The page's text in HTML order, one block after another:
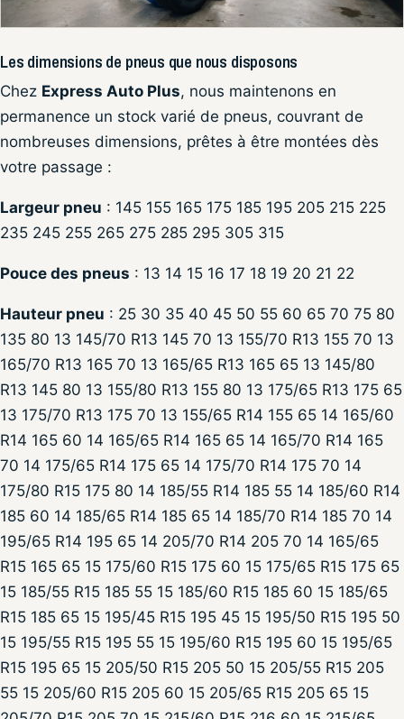
Les dimensions de pneus que nous disposons
Chez Express Auto Plus, nous maintenons en
permanence un stock varié de pneus, couvrant de
nombreuses dimensions, prêtes à être montées dès
votre passage :
Largeur pneu : 145 155 165 175 185 195 205 215 225
235 245 255 265 275 285 295 305 315
Pouce des pneus : 13 14 15 16 17 18 19 20 21 22
Hauteur pneu : 25 30 35 40 45 50 55 60 65 70 75 80
135 80 13 145/70 R13 145 70 13 155/70 R13 155 70 13
165/70 R13 165 70 13 165/65 R13 165 65 13 145/80
R13 145 80 13 155/80 R13 155 80 13 175/65 R13 175 65
13 175/70 R13 175 70 13 155/65 R14 155 65 14 165/60
R14 165 60 14 165/65 R14 165 65 14 165/70 R14 165
70 14 175/65 R14 175 65 14 175/70 R14 175 70 14
175/80 R15 175 80 14 185/55 R14 185 55 14 185/60 R14
185 60 14 185/65 R14 185 65 14 185/70 R14 185 70 14
195/65 R14 195 65 14 205/70 R14 205 70 14 165/65
R15 165 65 15 175/60 R15 175 60 15 175/65 R15 175 65
15 185/55 R15 185 55 15 185/60 R15 185 60 15 185/65
R15 185 65 15 195/45 R15 195 45 15 195/50 R15 195 50
15 195/55 R15 195 55 15 195/60 R15 195 60 15 195/65
R15 195 65 15 205/50 R15 205 50 15 205/55 R15 205
55 15 205/60 R15 205 60 15 205/65 R15 205 65 15